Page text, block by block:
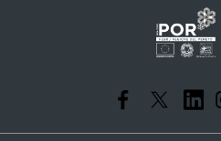
Operativo
Regionale